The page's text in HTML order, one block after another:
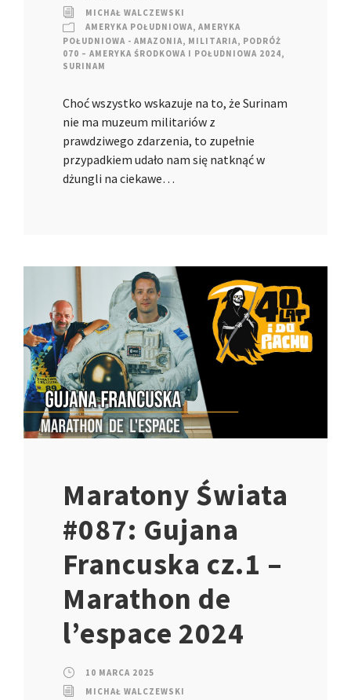
MICHAŁ WALCZEWSKI
AMERYKA POŁUDNIOWA, AMERYKA
POŁUDNIOWA - AMAZONIA, MILITARIA, PODRÓŻ
070 – AMERYKA ŚRODKOWA I POŁUDNIOWA 2024,
SURINAM
Choć wszystko wskazuje na to, że Surinam
nie ma muzeum militariów z
prawdziwego zdarzenia, to zupełnie
przypadkiem udało nam się natknąć w
dżungli na ciekawe…
Maratony Świata
#087: Gujana
Francuska cz.1 –
Marathon de
l’espace 2024
10 MARCA 2025
MICHAŁ WALCZEWSKI